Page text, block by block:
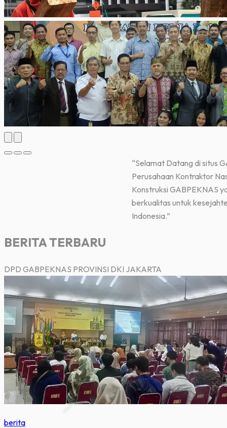
“Selamat Datang di situs
Perusahaan Kontraktor
Konstruksi GABPEKNAS yang
berkualitas untuk kesejahteraan
Indonesia.”
BERITA TERBARU
DPD GABPEKNAS PROVINSI DKI JAKARTA
berita